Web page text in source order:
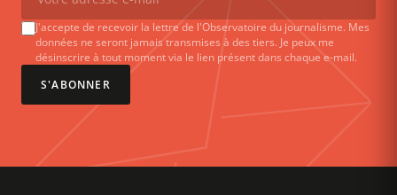
J'accepte de recevoir la lettre de l'Observatoire du journalisme. Mes
données ne seront jamais transmises à des tiers. Je peux me
désinscrire à tout moment via le lien présent dans chaque e-mail.
S'ABONNER